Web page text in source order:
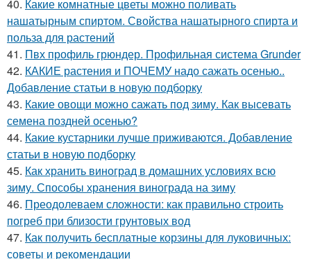
40. Какие комнатные цветы можно поливать
нашатырным спиртом. Свойства нашатырного спирта и
польза для растений
41. Пвх профиль грюндер. Профильная система Grunder
42. КАКИЕ растения и ПОЧЕМУ надо сажать осенью..
Добавление статьи в новую подборку
43. Какие овощи можно сажать под зиму. Как высевать
семена поздней осенью?
44. Какие кустарники лучше приживаются. Добавление
статьи в новую подборку
45. Как хранить виноград в домашних условиях всю
зиму. Способы хранения винограда на зиму
46. Преодолеваем сложности: как правильно строить
погреб при близости грунтовых вод
47. Как получить бесплатные корзины для луковичных:
советы и рекомендации